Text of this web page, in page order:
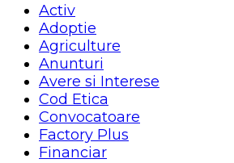
Activ
Adoptie
Agriculture
Anunturi
Avere si Interese
Cod Etica
Convocatoare
Factory Plus
Financiar